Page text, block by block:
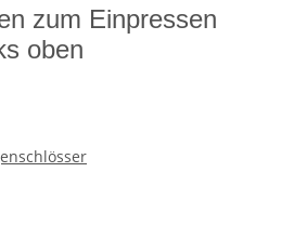
zum Einpressen
oben